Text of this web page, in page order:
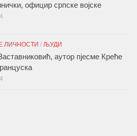
официр српске војске
ЛИЧНОСТИ / ЉУДИ
аутор пјесме Креће